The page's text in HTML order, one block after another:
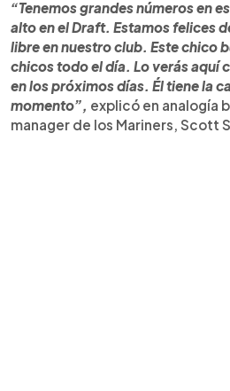
“Tenemos grandes números en
alto en el Draft. Estamos felices
libre en nuestro club. Este chico
chicos todo el día. Lo verás aquí
en los próximos días. Él tiene la
momento”, explicó en analogía
manager de los Mariners, Scott